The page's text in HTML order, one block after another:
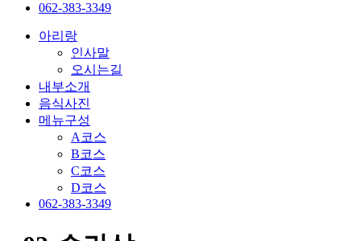
062-383-3349
아리랑
인사말
오시는길
내부소개
음식사진
메뉴구성
A코스
B코스
C코스
D코스
062-383-3349